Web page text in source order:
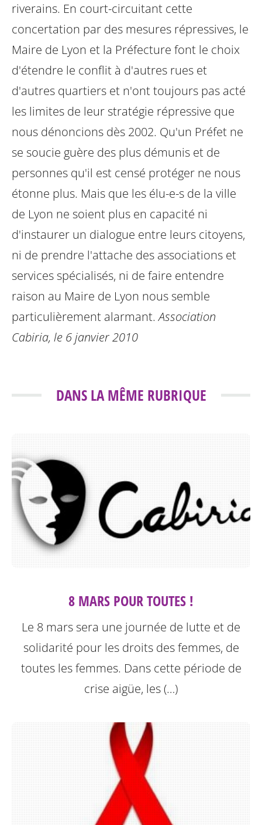
riverains. En court-circuitant cette
concertation par des mesures répressives, le
Maire de Lyon et la Préfecture font le choix
d'étendre le conflit à d'autres rues et
d'autres quartiers et n'ont toujours pas acté
les limites de leur stratégie répressive que
nous dénoncions dès 2002. Qu'un Préfet ne
se soucie guère des plus démunis et de
personnes qu'il est censé protéger ne nous
étonne plus. Mais que les élu-e-s de la ville
de Lyon ne soient plus en capacité ni
d'instaurer un dialogue entre leurs citoyens,
ni de prendre l'attache des associations et
services spécialisés, ni de faire entendre
raison au Maire de Lyon nous semble
particulièrement alarmant.Association
Cabiria, le 6 janvier 2010
DANS LA MÊME RUBRIQUE
8 MARS POUR TOUTES !
Le 8 mars sera une journée de lutte et de
solidarité pour les droits des femmes, de
toutes les femmes. Dans cette période de
crise aigüe, les (…)